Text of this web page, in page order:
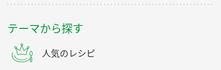
テーマから探す
人気のレシピ